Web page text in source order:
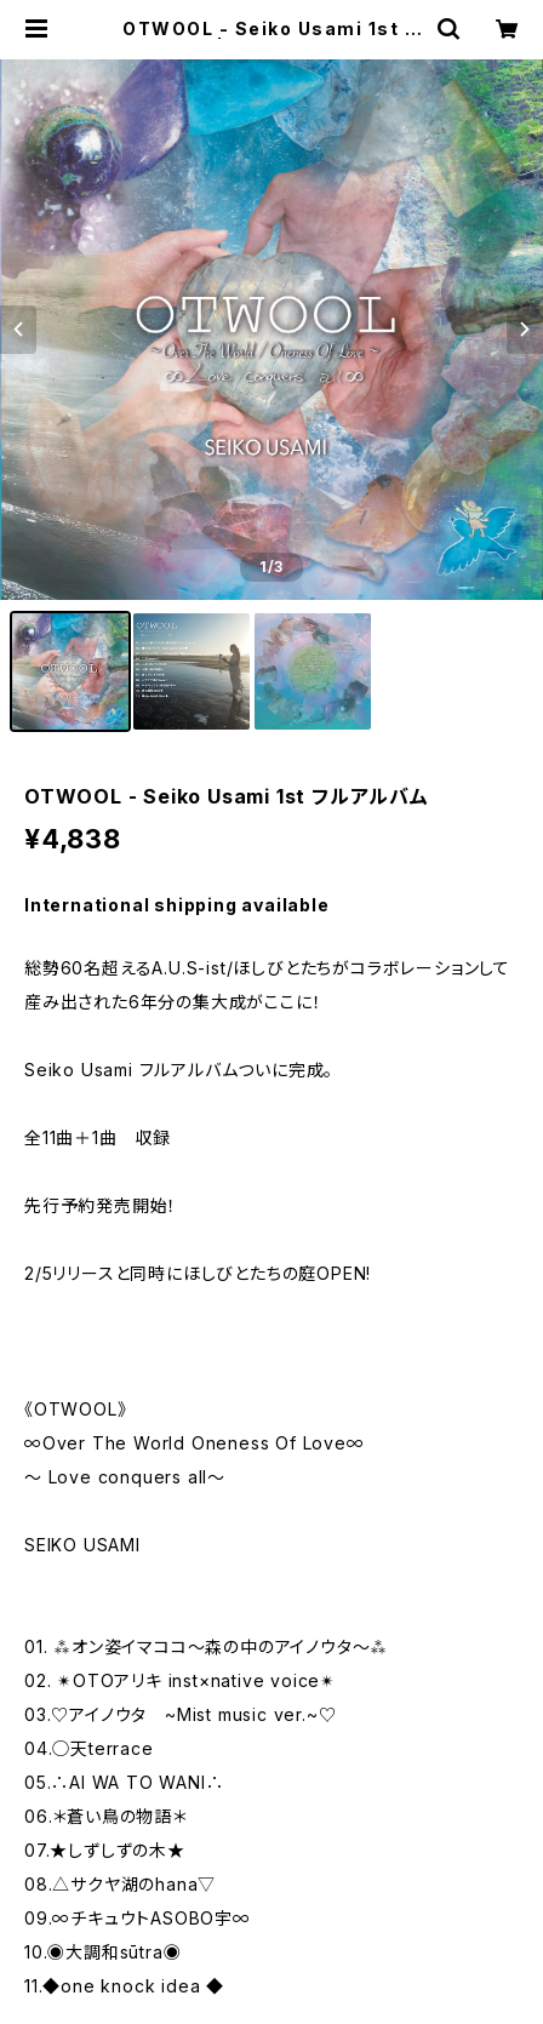
OTWOOL - Seiko Usami 1st フ
sm Unity Space LLC.
1/3
OTWOOL - Seiko Usami 1st フルアルバム
¥4,838
International shipping available
総勢60名超えるA.U.S-ist/ほしびとたちがコラボレーションして
産み出された6年分の集大成がここに！
Seiko Usami フルアルバムついに完成。
全11曲＋1曲 収録
先行予約発売開始！
2/5リリースと同時にほしびとたちの庭OPEN!
《OTWOOL》
∞Over The World Oneness Of Love∞
～ Love conquers all～
SEIKO USAMI
01. ⁂オン姿イマココ～森の中のアイノウタ～⁂
02. ✴︎OTOアリキ inst×native voice✴︎
03.♡アイノウタ ~Mist music ver.~♡
04.◯天terrace
05.∴AI WA TO WANI∴
06.＊蒼い鳥の物語＊
07.★しずしずの木★
08.△サクヤ湖のhana▽
09.∞チキュウトASOBO宇∞
10.◉大調和sūtra◉
11.◆one knock idea ◆